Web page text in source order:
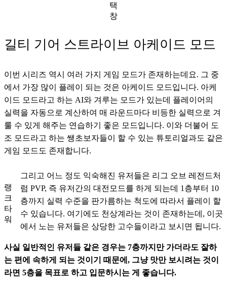
택
창
길티 기어 스트라이브 아케이드 모드
이번 시리즈 역시 여러 가지 게임 모드가 존재하는데요. 그 중
에서 가장 많이 플레이 되는 것은 아케이드 모드입니다. 아케
이드 모드라고 하는 AI와 겨루는 모드가 있는데 플레이어의
실력을 자동으로 계산하여 매 라운드마다 비등한 실력으로 겨
룰 수 있게 해주는 연습하기 좋은 모드입니다. 이와 더불어 도
조 모드라고 하는 쌩초보자들이 할 수 있는 튜토리얼과도 같은
게임 모드도 존재합니다.
랭
크
타
워
그리고 어느 정도 익숙해진 유저들은 리그 오브 레전드처
럼 PVP, 즉 유저간의 대전모드를 하게 되는데 1층부터 10
층까지 실력 수준을 판가름하는 척도에 따라서 플레이 할
수 있습니다. 여기에도 천상계라는 것이 존재하는데, 이곳
에서 노는 유저들은 상당한 고수들이라고 보시면 됩니다.
사실 일반적인 유저들 같은 경우는 7층까지만 가더라도 잘하
는 편에 속하게 되는 것이기 때문에, 그냥 맛만 보시려는 것이
라면 5층을 목표로 하고 입문하시는 게 좋습니다.